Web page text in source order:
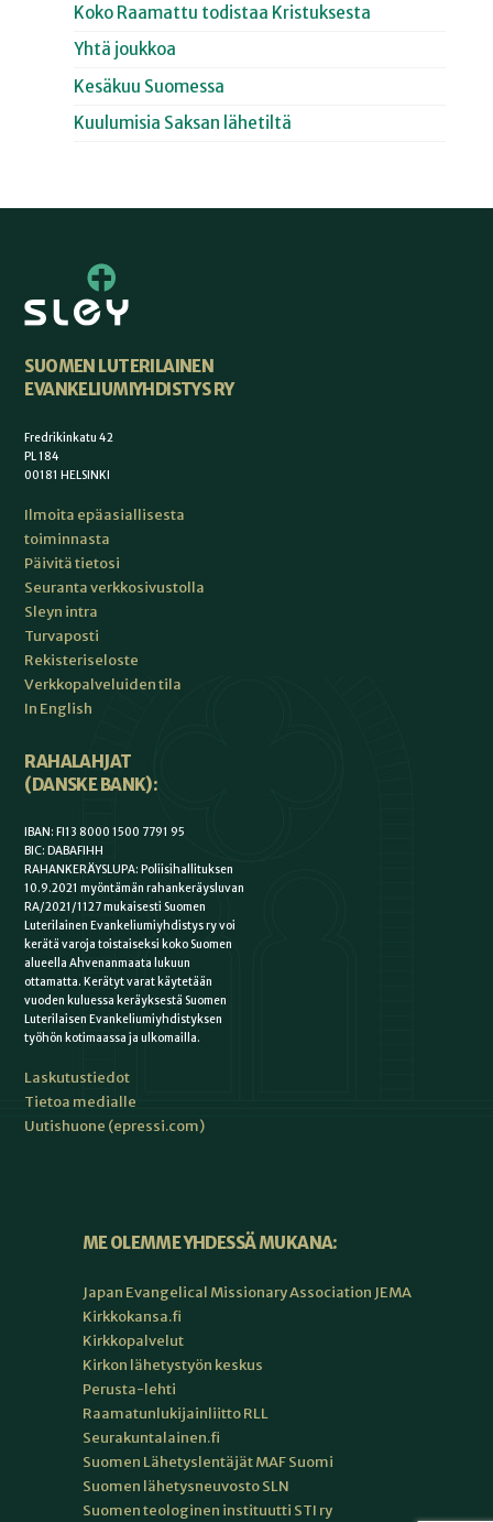
Koko Raamattu todistaa Kristuksesta
Yhtä joukkoa
Kesäkuu Suomessa
Kuulumisia Saksan lähetiltä
SUOMEN LUTERILAINEN
EVANKELIUMIYHDISTYS RY
Fredrikinkatu 42
PL 184
00181 HELSINKI
Ilmoita epäasiallisesta
toiminnasta
Päivitä tietosi
Seuranta verkkosivustolla
Sleyn intra
Turvaposti
Rekisteriseloste
Verkkopalveluiden tila
In English
RAHALAHJAT
(DANSKE BANK):
IBAN: FI13 8000 1500 7791 95
BIC: DABAFIHH
RAHANKERÄYSLUPA: Poliisihallituksen
10.9.2021 myöntämän rahankeräysluvan
RA/2021/1127 mukaisesti Suomen
Luterilainen Evankeliumiyhdistys ry voi
kerätä varoja toistaiseksi koko Suomen
alueella Ahvenanmaata lukuun
ottamatta. Kerätyt varat käytetään
vuoden kuluessa keräyksestä Suomen
Luterilaisen Evankeliumiyhdistyksen
työhön kotimaassa ja ulkomailla.
Laskutustiedot
Tietoa medialle
Uutishuone (epressi.com)
ME OLEMME YHDESSÄ MUKANA:
Japan Evangelical Missionary Association JEMA
Kirkkokansa.fi
Kirkkopalvelut
Kirkon lähetystyön keskus
Perusta-lehti
Raamatunlukijainliitto RLL
Seurakuntalainen.fi
Suomen Lähetyslentäjät MAF Suomi
Suomen lähetysneuvosto SLN
Suomen teologinen instituutti STI ry